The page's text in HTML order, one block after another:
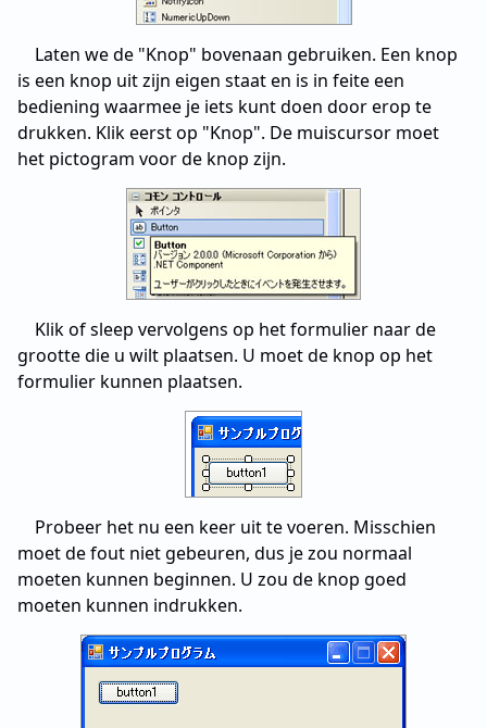
Laten we de "Knop" bovenaan gebruiken. Een knop
is een knop uit zijn eigen staat en is in feite een
bediening waarmee je iets kunt doen door erop te
drukken. Klik eerst op "Knop". De muiscursor moet
het pictogram voor de knop zijn.
Klik of sleep vervolgens op het formulier naar de
grootte die u wilt plaatsen. U moet de knop op het
formulier kunnen plaatsen.
Probeer het nu een keer uit te voeren. Misschien
moet de fout niet gebeuren, dus je zou normaal
moeten kunnen beginnen. U zou de knop goed
moeten kunnen indrukken.